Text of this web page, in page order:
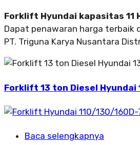
Forklift Hyundai kapasitas 11
Dapat penawaran harga terbaik
PT. Triguna Karya Nusantara
Forklift 13 ton Diesel Hyundai
Baca selengkapnya